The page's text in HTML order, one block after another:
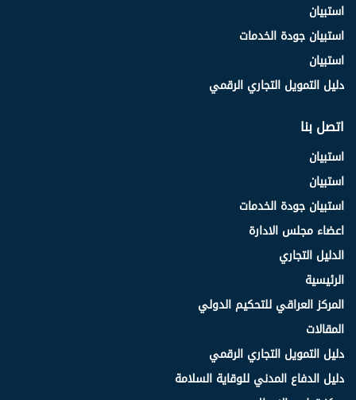
استبيان
استبيان جودة الخدمات
استبيان
دليل التمويل التجاري الرقمي
اتصل بنا
استبيان
استبيان
استبيان جودة الخدمات
اعضاء مجلس الادارة
الدليل التجاري
الرئيسية
المركز العراقي للتحكيم الدولي
المقالات
دليل التمويل التجاري الرقمي
دليل الدفاع المدني للوقاية السلامة